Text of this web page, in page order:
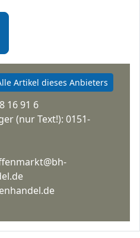
Artikel dieses Anbieters
16 91 6
(nur Text!): 0151-